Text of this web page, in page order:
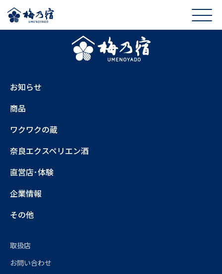
お知らせ
商品
ワクワクの蔵
奈良エクスペリエン酒
直営店･体験
企業情報
その他
取扱店
お問い合わせ